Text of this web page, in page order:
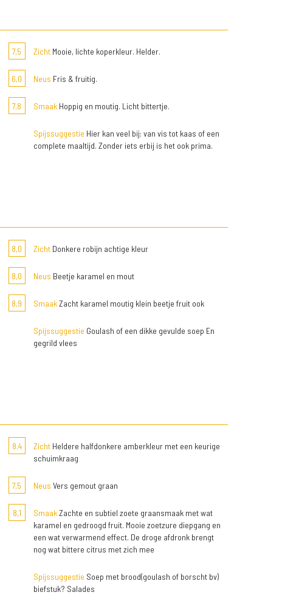
7,5 ZichtMooie, lichte koperkleur. Helder.
6,0 Neus Fris & fruitig.
7,8 SmaakHoppig en moutig. Licht bittertje.
Spijssuggestie Hier kan veel bij: van vis tot kaas of een
complete maaltijd. Zonder iets erbij is het ook prima.
8,0 ZichtDonkere robijn achtige kleur
8,0 Neus Beetje karamel en mout
8,9 SmaakZacht karamel moutig klein beetje fruit ook
Spijssuggestie Goulash of een dikke gevulde soep En
gegrild vlees
8,4 ZichtHeldere halfdonkere amberkleur met een keurige
schuimkraag
7,5 Neus Vers gemout graan
8,1 SmaakZachte en subtiel zoete graansmaak met wat
karamel en gedroogd fruit. Mooie zoetzure diepgang en
een wat verwarmend effect. De droge afdronk brengt
nog wat bittere citrus met zich mee
Spijssuggestie Soep met brood(goulash of borscht bv)
biefstuk? Salades